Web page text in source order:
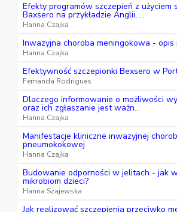
Efekty programów szczepień z użyciem
Baxsero na przykładzie Anglii, ...
Hanna Czajka
Inwazyjna choroba meningokowa - opis
Hanna Czajka
Efektywność szczepionki Bexsero w
Fernanda Rodrigues
Dlaczego informowanie o możliwości
oraz ich zgłaszanie jest ważn...
Hanna Czajka
Manifestacje kliniczne inwazyjnej
pneumokokowej
Hanna Czajka
Budowanie odporności w jelitach - jak
mikrobiom dzieci?
Hanna Szajewska
Jak realizować szczepienia przeciwko